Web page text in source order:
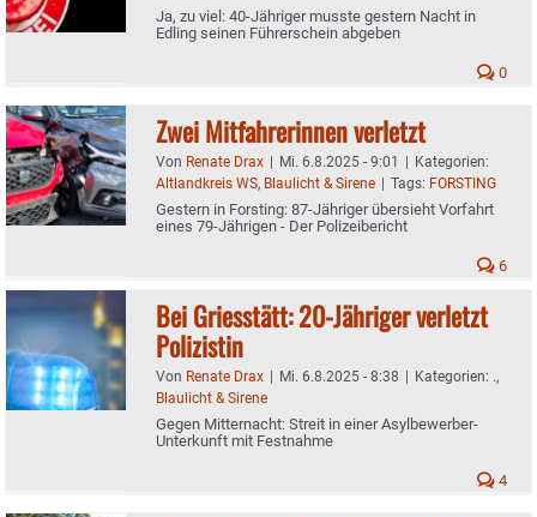
Ja, zu viel: 40-Jähriger musste gestern Nacht in
Edling seinen Führerschein abgeben
0
Zwei Mitfahrerinnen verletzt
Von Renate Drax | Mi. 6.8.2025 - 9:01 | Kategorien:
Altlandkreis WS, Blaulicht & Sirene | Tags: FORSTING
Gestern in Forsting: 87-Jähriger übersieht Vorfahrt
eines 79-Jährigen - Der Polizeibericht
6
Bei Griesstätt: 20-Jähriger verletzt
Polizistin
Von Renate Drax | Mi. 6.8.2025 - 8:38 | Kategorien: .,
Blaulicht & Sirene
Gegen Mitternacht: Streit in einer Asylbewerber-
Unterkunft mit Festnahme
4